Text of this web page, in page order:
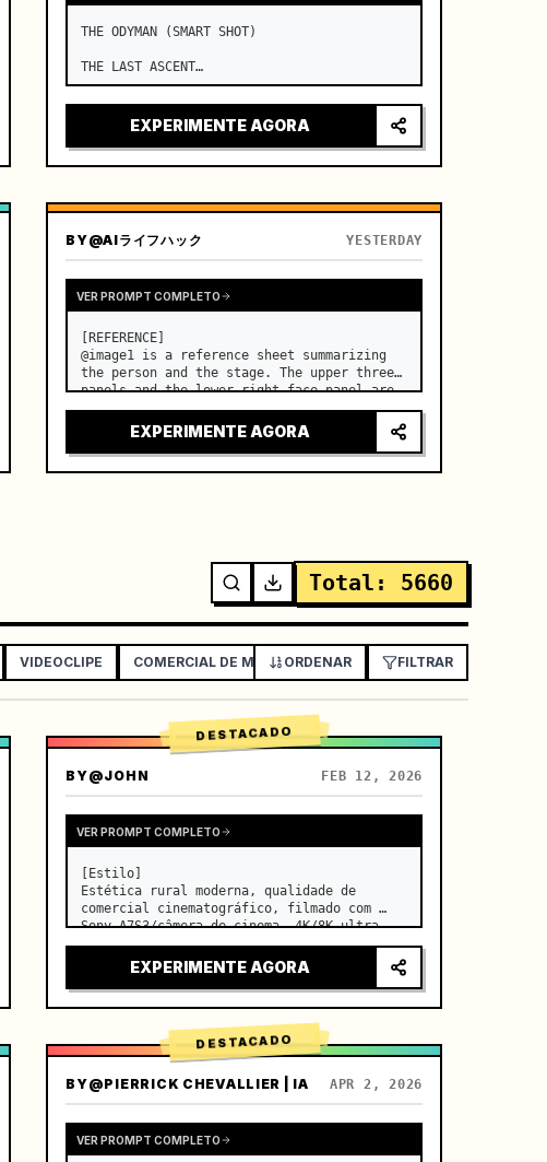
THE ODYMAN (SMART SHOT)
THE LAST ASCENT
Duration: 15 Seconds
Use the exact same visual lock throughout.
…
EXPERIMENTE AGORA
BY@AIライフハック YESTERDAY
VER PROMPT COMPLETO
[REFERENCE]
@image1 is a reference sheet summarizing
the person and the stage. The upper three
panels and the lower right face panel are
used as fixed references for the face,
hair, body type, costume, and whole body
vi…
EXPERIMENTE AGORA
Total : 5660
VIDEOCLIPE COMERCIAL DE MARCA / PRODUTO ANÚNCIO UGC /
ORDENAR FILTRAR
DESTACADO
BY@JOHN FEB 12, 2026
VER PROMPT COMPLETO
[Estilo]
Estética rural moderna, qualidade de
comercial cinematográfico, filmado com
Sony A7S3/câmera de cinema, 4K/8K ultra
nítido, Extreme Macro, iluminação natural
transparente, ASMR curativo, sem sensação
[Cena]
Uma cozinha moderna de f…
EXPERIMENTE AGORA
DESTACADO
BY@PIERRICK CHEVALLIER | IA APR 2, 2026
VER PROMPT COMPLETO